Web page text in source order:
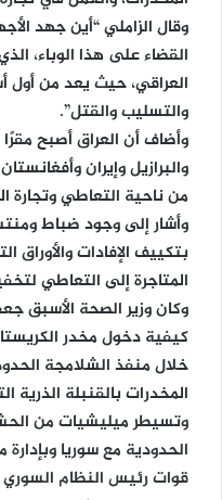
وقال الزاملي “أين جهد
القضاء على هذا الوباء،
العراقي، حيث يعد من أول
والتسليب والقتل”.
وأضاف أن العراق أصبح مقرًا
والبرازيل وإيران
من ناحية التعاطي وتجارة
وأشار إلى وجود ضباط
بتكييف الإفادات
المتاجرة إلى التعاطي
وكان وزير الصحة الأسبق
كيفية دخول مخدر
خلال منفذ الشلامجة
المخدرات بالقنبلة الذرية
وتسيطر ميليشيات من
الحدودية مع سوريا
قوات رئيس النظام السوري